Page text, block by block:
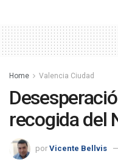
Home Valencia Ciudad
recogida del
por Vicente Bellvis